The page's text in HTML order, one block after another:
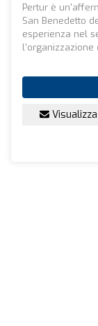
Pertur è
San Benedetto
esperienza nel
l'organizzazione